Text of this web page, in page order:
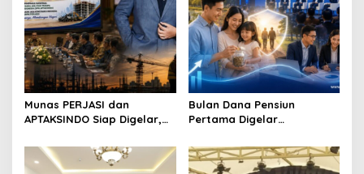
g
a
t
i
o
n
Munas PERJASI dan
APTAKSINDO Siap Digelar,
Revisi AD/ART
Bulan Dana Pensiun
Pertama Digelar
Perkuat Ekosistem Pensiun
Berkelanjutan